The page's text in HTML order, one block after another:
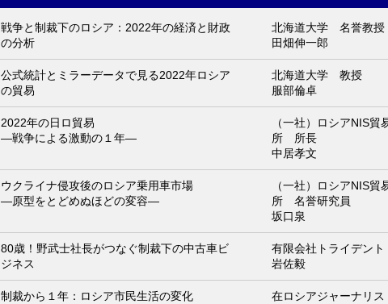
戦争と制裁下のロシア：2022年の経済と財政
の分析
北海道大学 名誉教授
田畑伸一郎
公式統計とミラーデータで見る2022年ロシア
の貿易
北海道大学 教授
服部倫卓
2022年の日ロ貿易
―戦争による激動の１年―
（一社）ロシアNIS
所 所長
中居孝文
ウクライナ侵攻後のロシア乗用車市場
―原型をとどめぬほどの変容―
（一社）ロシアNIS
所 名誉研究員
坂口泉
80歳！野武士社長がつなぐ制裁下の中古車ビ
ジネス
有限会社トライデン
岩佐毅
制裁から１年：ロシア市民生活の変化
在ロシアジャーナリス